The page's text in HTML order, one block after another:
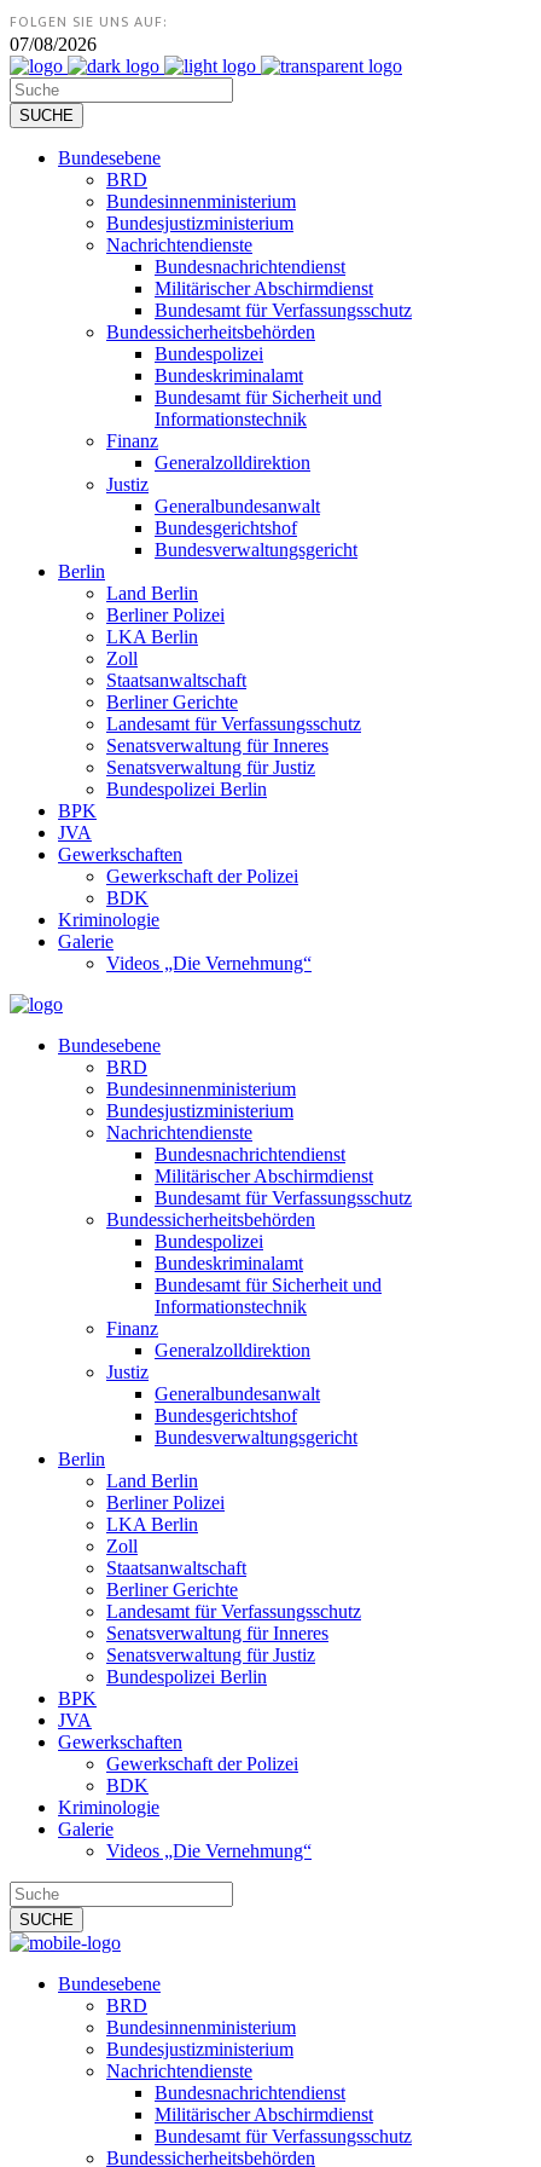
FOLGEN SIE UNS AUF:
07/08/2026
Bundesebene
BRD
Bundesinnenministerium
Bundesjustizministerium
Nachrichtendienste
Bundesnachrichtendienst
Militärischer Abschirmdienst
Bundesamt für Verfassungsschutz
Bundessicherheitsbehörden
Bundespolizei
Bundeskriminalamt
Bundesamt für Sicherheit und
Informationstechnik
Finanz
Generalzolldirektion
Justiz
Generalbundesanwalt
Bundesgerichtshof
Bundesverwaltungsgericht
Berlin
Land Berlin
Berliner Polizei
LKA Berlin
Zoll
Staatsanwaltschaft
Berliner Gerichte
Landesamt für Verfassungsschutz
Senatsverwaltung für Inneres
Senatsverwaltung für Justiz
Bundespolizei Berlin
BPK
JVA
Gewerkschaften
Gewerkschaft der Polizei
BDK
Kriminologie
Galerie
Videos „Die Vernehmung“
Bundesebene
BRD
Bundesinnenministerium
Bundesjustizministerium
Nachrichtendienste
Bundesnachrichtendienst
Militärischer Abschirmdienst
Bundesamt für Verfassungsschutz
Bundessicherheitsbehörden
Bundespolizei
Bundeskriminalamt
Bundesamt für Sicherheit und
Informationstechnik
Finanz
Generalzolldirektion
Justiz
Generalbundesanwalt
Bundesgerichtshof
Bundesverwaltungsgericht
Berlin
Land Berlin
Berliner Polizei
LKA Berlin
Zoll
Staatsanwaltschaft
Berliner Gerichte
Landesamt für Verfassungsschutz
Senatsverwaltung für Inneres
Senatsverwaltung für Justiz
Bundespolizei Berlin
BPK
JVA
Gewerkschaften
Gewerkschaft der Polizei
BDK
Kriminologie
Galerie
Videos „Die Vernehmung“
Bundesebene
BRD
Bundesinnenministerium
Bundesjustizministerium
Nachrichtendienste
Bundesnachrichtendienst
Militärischer Abschirmdienst
Bundesamt für Verfassungsschutz
Bundessicherheitsbehörden